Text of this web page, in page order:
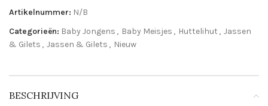
Artikelnummer: N/B
Categorieën: Baby Jongens , Baby Meisjes , Huttelihut , Jassen
& Gilets , Jassen & Gilets , Nieuw
BESCHRIJVING